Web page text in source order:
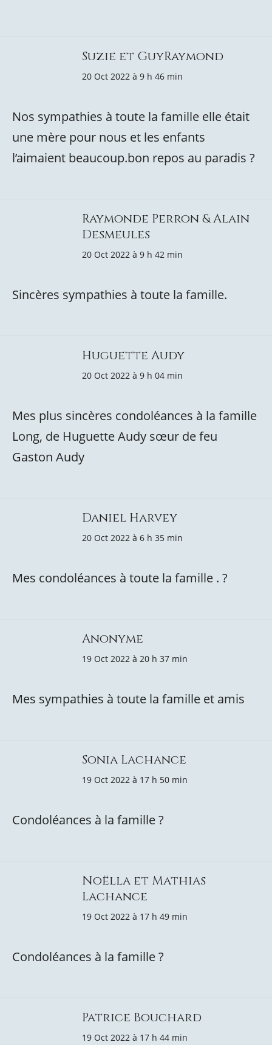
Suzie et GuyRaymond
20 Oct 2022 à 9 h 46 min
Nos sympathies à toute la famille elle était
une mère pour nous et les enfants
l’aimaient beaucoup.bon repos au paradis ?
Raymonde Perron & Alain
Desmeules
20 Oct 2022 à 9 h 42 min
Sincères sympathies à toute la famille.
Huguette Audy
20 Oct 2022 à 9 h 04 min
Mes plus sincères condoléances à la famille
Long, de Huguette Audy sœur de feu
Gaston Audy
Daniel Harvey
20 Oct 2022 à 6 h 35 min
Mes condoléances à toute la famille . ?
Anonyme
19 Oct 2022 à 20 h 37 min
Mes sympathies à toute la famille et amis
Sonia Lachance
19 Oct 2022 à 17 h 50 min
Condoléances à la famille ?
Noëlla et Mathias
Lachance
19 Oct 2022 à 17 h 49 min
Condoléances à la famille ?
Patrice Bouchard
19 Oct 2022 à 17 h 44 min